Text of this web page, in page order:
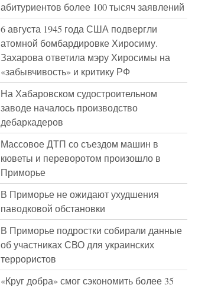
абитуриентов более 100 тысяч заявлений
6 августа 1945 года США подвергли
атомной бомбардировке Хиросиму.
Захарова ответила мэру Хиросимы на
«забывчивость» и критику РФ
На Хабаровском судостроительном
заводе началось производство
дебаркадеров
Массовое ДТП со съездом машин в
кюветы и переворотом произошло в
Приморье
В Приморье не ожидают ухудшения
паводковой обстановки
В Приморье подростки собирали данные
об участниках СВО для украинских
террористов
«Круг добра» смог сэкономить более 35